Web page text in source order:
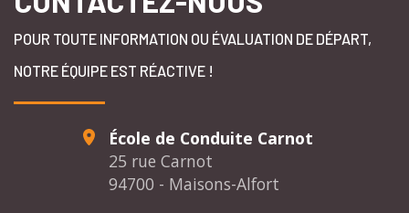
POUR TOUTE INFORMATION OU ÉVALUATION DE DÉPART,
NOTRE ÉQUIPE EST RÉACTIVE !
École de Conduite Carnot
25 rue Carnot
94700 - Maisons-Alfort